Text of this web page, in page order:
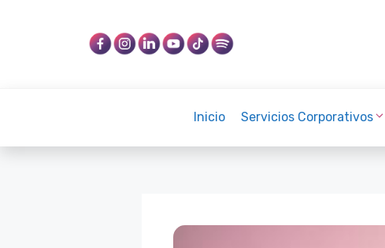
Inicio Servicios Corporativos